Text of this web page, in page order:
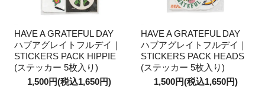
HAVE A GRATEFUL DAY
ハブアグレイトフルデイ｜
STICKERS PACK HIPPIE
(ステッカー 5枚入り)
1,500円(税込1,650円)
HAVE A GRATEFUL DAY
ハブアグレイトフルデイ｜
STICKERS PACK HEADS
(ステッカー 5枚入り)
1,500円(税込1,650円)